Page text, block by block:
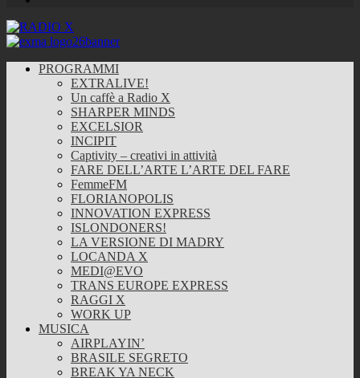
PROGRAMMI
EXTRALIVE!
Un caffè a Radio X
SHARPER MINDS
EXCELSIOR
INCIPIT
Captivity – creativi in attività
FARE DELL’ARTE L’ARTE DEL FARE
FemmeFM
FLORIANOPOLIS
INNOVATION EXPRESS
ISLONDONERS!
LA VERSIONE DI MADRY
LOCANDA X
MEDI@EVO
TRANS EUROPE EXPRESS
RAGGI X
WORK UP
MUSICA
AIRPLAYIN’
BRASILE SEGRETO
BREAK YA NECK